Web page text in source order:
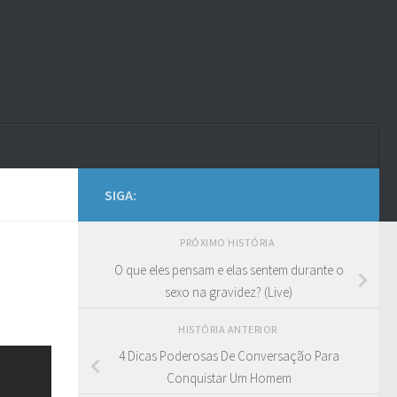
SIGA:
PRÓXIMO HISTÓRIA
O que eles pensam e elas sentem durante o
sexo na gravidez? (Live)
HISTÓRIA ANTERIOR
4 Dicas Poderosas De Conversação Para
Conquistar Um Homem